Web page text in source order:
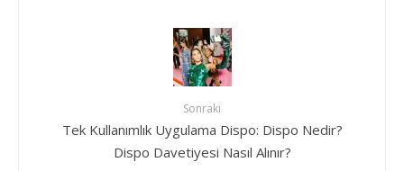
Sonraki
Tek Kullanımlık Uygulama Dispo: Dispo Nedir?
Dispo Davetiyesi Nasıl Alınır?